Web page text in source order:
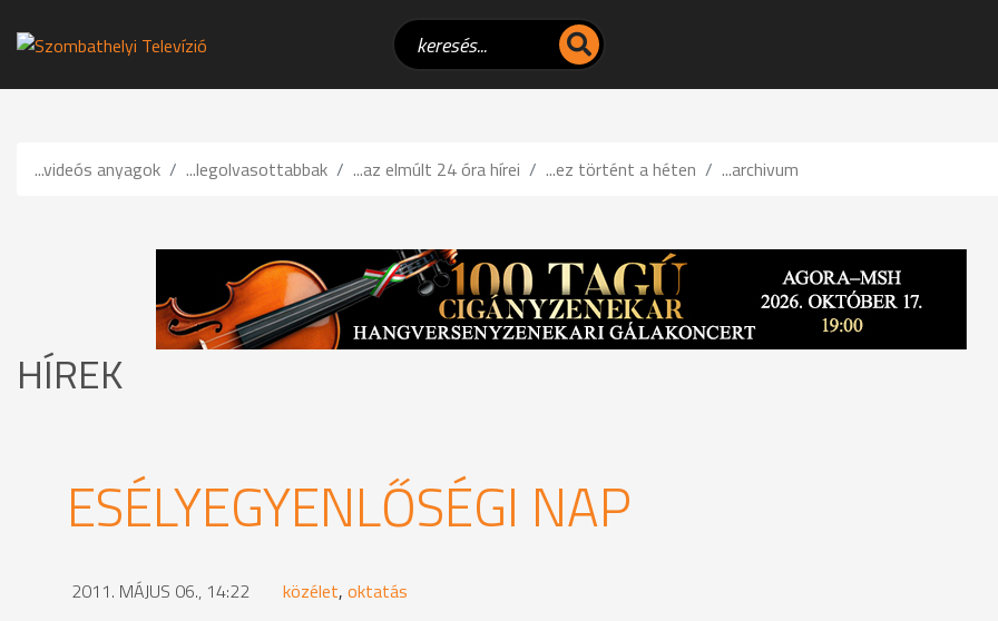
...videós anyagok ...legolvasottabbak ...az elmúlt 24 óra hírei ...ez történt a héten ...archivum
HÍREK
ESÉLYEGYENLŐSÉGI NAP
2011. MÁJUS 06., 14:22 közélet, oktatás